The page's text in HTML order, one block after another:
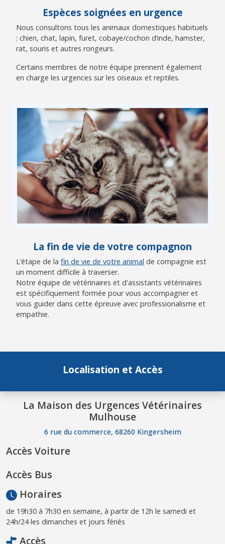
Espèces soignées en urgence
Nous consultons tous les animaux domestiques habituels
: chien, chat, lapin, furet, cobaye/cochon d’inde, hamster,
rat, souris et autres rongeurs.
Certains membres de notre équipe prennent également
en charge les urgences sur les oiseaux et reptiles.
La fin de vie de votre compagnon
L’étape de la fin de vie de votre animal de compagnie est
un moment difficile à traverser.
Notre équipe de vétérinaires et d'assistants vétérinaires
est spécifiquement formée pour vous accompagner et
vous guider dans cette épreuve avec professionalisme et
empathie.
Localisation et Accès
La Maison des Urgences Vétérinaires
Mulhouse
6 rue du commerce, 68260 Kingersheim
Accès Voiture
Accès Bus
Horaires
de 19h30 à 7h30 en semaine, à partir de 12h le samedi et
24h/24 les dimanches et jours fériés
Accès